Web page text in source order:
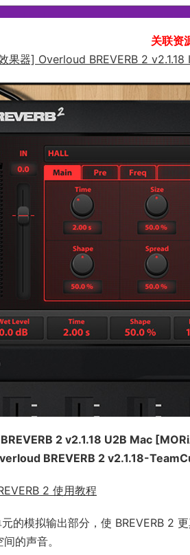
关联资
果器] Overloud BREVERB 2
2 v2.1.18 U2B Mac
BREVERB 2 v2.1.18-
2 使用教程
的模拟输出部分，使 BREVERB 2
的声音。